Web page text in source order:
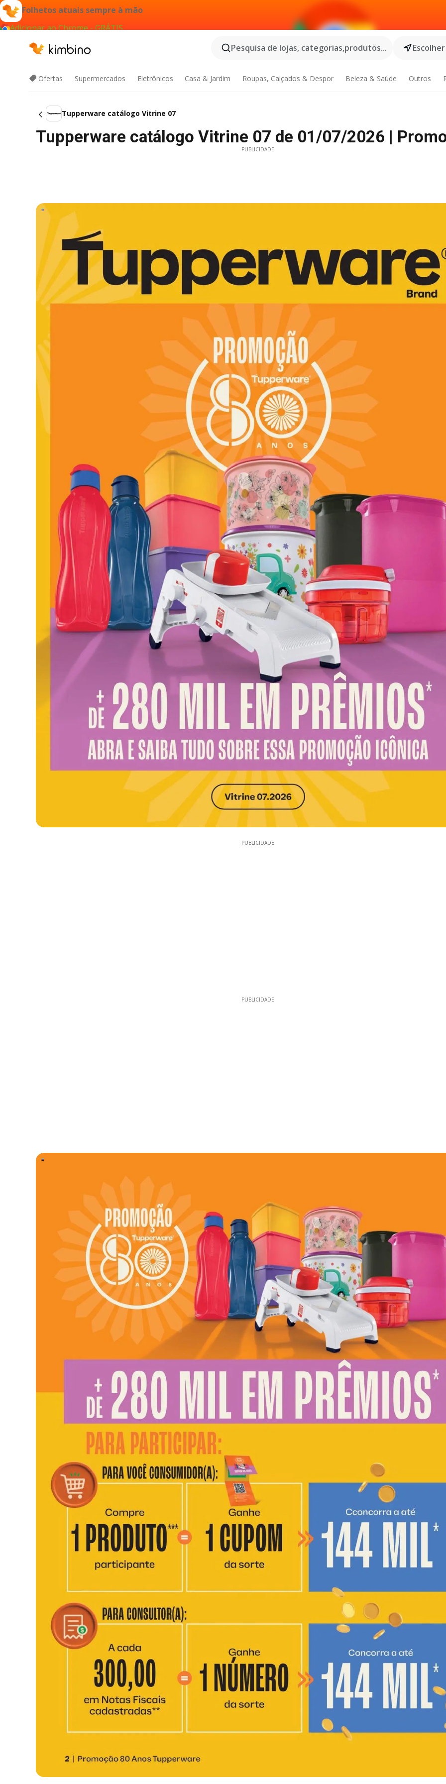
Folhetos atuais sempre à mão
Adicionar ao Chrome - GRÁTIS
Pesquisa de lojas, categorias,produtos...
Ofertas Supermercados Eletrônicos Casa & Jardim Roupas, Calçados & Despor Beleza & Saúde Outros
Tupperware catálogo Vitrine 07
Tupperware catálogo Vitrine 07 de 01/07/2026 |
PUBLICIDADE
PUBLICIDADE
PUBLICIDADE